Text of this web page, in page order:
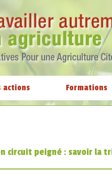
actions Formations
circuit peigné : savoir la